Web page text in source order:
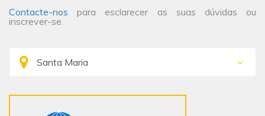
Contacte-nos para esclarecer as suas dúvidas ou
inscrever-se.